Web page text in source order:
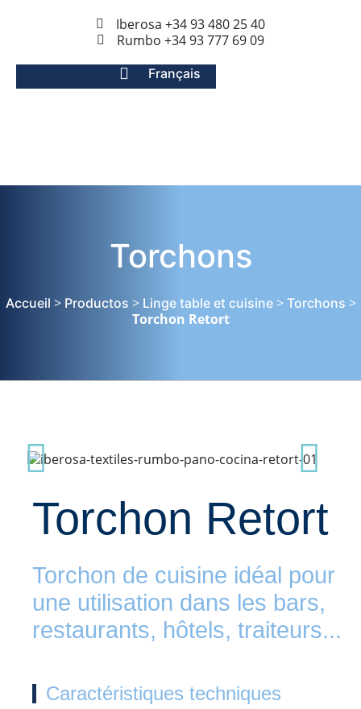
Iberosa +34 93 480 25 40
Rumbo +34 93 777 69 09
Français
Torchons
Accueil > Productos > Linge table et cuisine> Torchons >
Torchon Retort
Torchon Retort
Torchon de cuisine idéal pour
une utilisation dans les bars,
restaurants, hôtels, traiteurs...
Caractéristiques techniques